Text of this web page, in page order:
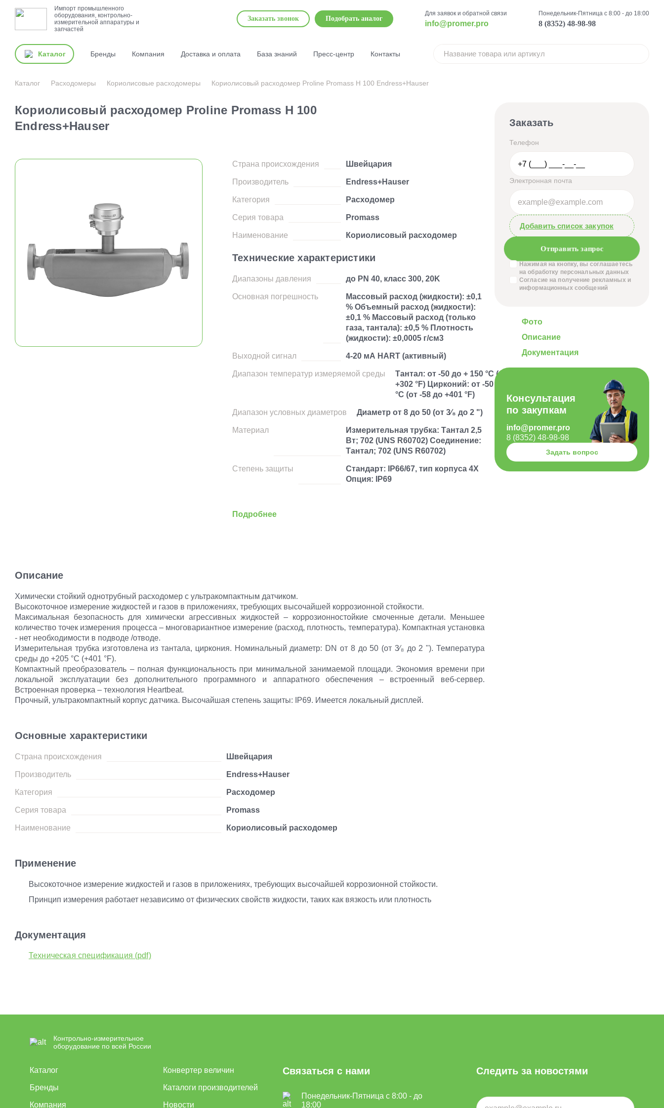
Импорт промышленного
оборудования, контрольно-
измерительной аппаратуры и
запчастей
Заказать звонок Подобрать аналог
Для заявок и обратной связи
info@promer.pro
Понедельник-Пятница с 8:00 - до 18:00
8 (8352) 48-98-98
Каталог Бренды Компания Доставка и оплата База знаний Пресс-центр Контакты
Каталог Расходомеры Кориолисовые расходомеры Кориолисовый расходомер Proline Promass H 100 Endress+Hauser
Кориолисовый расходомер Proline Promass H 100
Endress+Hauser
Страна происхождения Швейцария
Производитель Endress+Hauser
Категория Расходомер
Серия товара Promass
Наименование Кориолисовый расходомер
Технические характеристики
Диапазоны давления до PN 40, класс 300, 20K
Основная погрешность
Массовый расход (жидкости): ±0,1
% Объемный расход (жидкости):
±0,1 % Массовый расход (только
газа, тантала): ±0,5 % Плотность
(жидкости): ±0,0005 г/см3
Выходной сигнал 4-20 мА HART (активный)
Диапазон температур измеряемой среды
Тантал: от -50 до + 150 °C (от -58 до
+302 °F) Цирконий: от -50 до +205
°C (от -58 до +401 °F)
Диапазон условных диаметров Диаметр от 8 до 50 (от 3⁄₈ до 2 ")
Материал
Измерительная трубка: Тантал 2,5
Вт; 702 (UNS R60702) Соединение:
Тантал; 702 (UNS R60702)
Степень защиты
Стандарт: IP66/67, тип корпуса 4X
Опция: IP69
Подробнее
Описание
Химически стойкий однотрубный расходомер с ультракомпактным датчиком.
Высокоточное измерение жидкостей и газов в приложениях, требующих высочайшей коррозионной стойкости.
Максимальная безопасность для химически агрессивных жидкостей – коррозионностойкие смоченные детали. Меньшее
количество точек измерения процесса – многовариантное измерение (расход, плотность, температура). Компактная установка
‐ нет необходимости в подводе /отводе.
Измерительная трубка изготовлена из тантала, циркония. Номинальный диаметр: DN от 8 до 50 (от 3⁄₈ до 2 "). Температура
среды до +205 °C (+401 °F).
Компактный преобразователь – полная функциональность при минимальной занимаемой площади. Экономия времени при
локальной эксплуатации без дополнительного программного и аппаратного обеспечения – встроенный веб-сервер.
Встроенная проверка – технология Heartbeat.
Прочный, ультракомпактный корпус датчика. Высочайшая степень защиты: IP69. Имеется локальный дисплей.
Основные характеристики
Страна происхождения Швейцария
Производитель Endress+Hauser
Категория Расходомер
Серия товара Promass
Наименование Кориолисовый расходомер
Применение
Высокоточное измерение жидкостей и газов в приложениях, требующих высочайшей коррозионной стойкости.
Принцип измерения работает независимо от физических свойств жидкости, таких как вязкость или плотность
Документация
Техническая спецификация (pdf)
Заказать
Телефон
Электронная почта
Добавить список закупок
Отправить запрос
Нажимая на кнопку, вы соглашаетесь
на обработку персональных данных
Согласие на получение рекламных и
информационных сообщений
Фото
Описание
Документация
Консультация
по закупкам
info@promer.pro
8 (8352) 48-98-98
Задать вопрос
Контрольно-измерительное
оборудование по всей России
Каталог
Бренды
Компания
Конвертер величин
Каталоги производителей
Новости
Связаться с нами
Понедельник-Пятница с 8:00 - до
18:00
Следить за новостями